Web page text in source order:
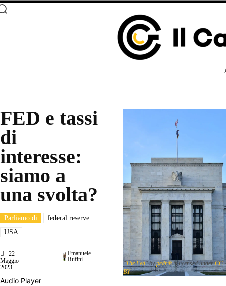
FED e tassi
di
interesse:
siamo a
una svolta?
Parliamo di
federal reserve
USA
22
Maggio
2023
Emanuele
Rufini
Audio Player
"The Fed" bypedrikis licensed underCC
BY